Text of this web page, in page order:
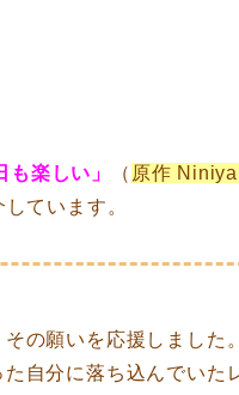
も楽しい」 （ 原作
ています。
の願いを応援しました。
自分に落ち込んでいた